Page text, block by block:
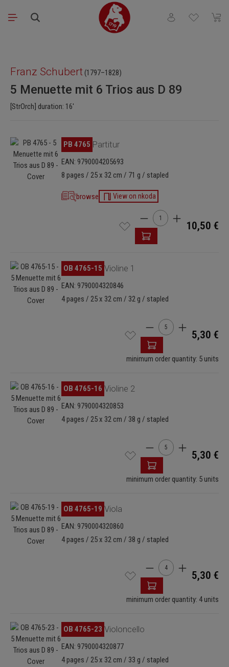
Saltar al contenido principal
Tienes 0 El
Franz Schubert (1797–1828)
5 Menuette mit 6 Trios aus D 89
[StrOrch] duration: 16'
Omitir galería de imágenes
PB 4765 Partitur
EAN: 9790004205693
8 pages / 25 x 32 cm / 71 g / stapled
browse View on nkoda
Cantidad del producto:
10,50 €
Omitir galería de imágenes
OB 4765-15 Violine 1
EAN: 9790004320846
4 pages / 25 x 32 cm / 32 g / stapled
Cantidad del
5,30 €
minimum order quantity: 5 units
Omitir galería de imágenes
OB 4765-16 Violine 2
EAN: 9790004320853
4 pages / 25 x 32 cm / 38 g / stapled
Cantidad del
5,30 €
minimum order quantity: 5 units
Omitir galería de imágenes
OB 4765-19 Viola
EAN: 9790004320860
4 pages / 25 x 32 cm / 38 g / stapled
Cantidad del
5,30 €
minimum order quantity: 4 units
Omitir galería de imágenes
OB 4765-23 Violoncello
EAN: 9790004320877
4 pages / 25 x 32 cm / 33 g / stapled